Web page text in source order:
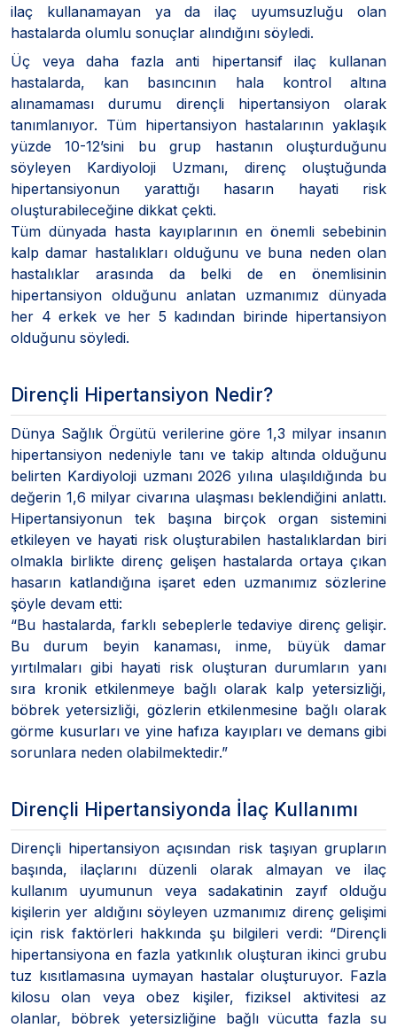
ilaç kullanamayan ya da ilaç uyumsuzluğu olan
hastalarda olumlu sonuçlar alındığını söyledi.
Üç veya daha fazla anti hipertansif ilaç kullanan
hastalarda, kan basıncının hala kontrol altına
alınamaması durumu dirençli hipertansiyon olarak
tanımlanıyor. Tüm hipertansiyon hastalarının yaklaşık
yüzde 10-12’sini bu grup hastanın oluşturduğunu
söyleyen Kardiyoloji Uzmanı, direnç oluştuğunda
hipertansiyonun yarattığı hasarın hayati risk
oluşturabileceğine dikkat çekti.
Tüm dünyada hasta kayıplarının en önemli sebebinin
kalp damar hastalıkları olduğunu ve buna neden olan
hastalıklar arasında da belki de en önemlisinin
hipertansiyon olduğunu anlatan uzmanımız dünyada
her 4 erkek ve her 5 kadından birinde hipertansiyon
olduğunu söyledi.
Dirençli Hipertansiyon Nedir?
Dünya Sağlık Örgütü verilerine göre 1,3 milyar insanın
hipertansiyon nedeniyle tanı ve takip altında olduğunu
belirten Kardiyoloji uzmanı 2026 yılına ulaşıldığında bu
değerin 1,6 milyar civarına ulaşması beklendiğini anlattı.
Hipertansiyonun tek başına birçok organ sistemini
etkileyen ve hayati risk oluşturabilen hastalıklardan biri
olmakla birlikte direnç gelişen hastalarda ortaya çıkan
hasarın katlandığına işaret eden uzmanımız sözlerine
şöyle devam etti:
“Bu hastalarda, farklı sebeplerle tedaviye direnç gelişir.
Bu durum beyin kanaması, inme, büyük damar
yırtılmaları gibi hayati risk oluşturan durumların yanı
sıra kronik etkilenmeye bağlı olarak kalp yetersizliği,
böbrek yetersizliği, gözlerin etkilenmesine bağlı olarak
görme kusurları ve yine hafıza kayıpları ve demans gibi
sorunlara neden olabilmektedir.”
Dirençli Hipertansiyonda İlaç Kullanımı
Dirençli hipertansiyon açısından risk taşıyan grupların
başında, ilaçlarını düzenli olarak almayan ve ilaç
kullanım uyumunun veya sadakatinin zayıf olduğu
kişilerin yer aldığını söyleyen uzmanımız direnç gelişimi
için risk faktörleri hakkında şu bilgileri verdi: “Dirençli
hipertansiyona en fazla yatkınlık oluşturan ikinci grubu
tuz kısıtlamasına uymayan hastalar oluşturuyor. Fazla
kilosu olan veya obez kişiler, fiziksel aktivitesi az
olanlar, böbrek yetersizliğine bağlı vücutta fazla su